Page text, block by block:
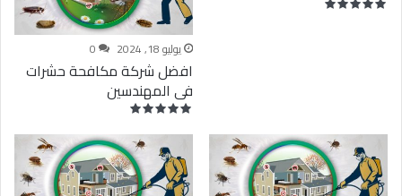
يوليو 18, 2024 0
افضل شركة مكافحة حشرات
فى المهندسين